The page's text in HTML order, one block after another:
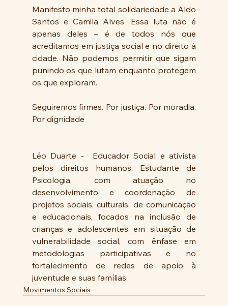
Manifesto minha total solidariedade a Aldo
Santos e Camila Alves. Essa luta não é
apenas deles – é de todos nós que
acreditamos em justiça social e no direito à
cidade. Não podemos permitir que sigam
punindo os que lutam enquanto protegem
os que exploram.
Seguiremos firmes. Por justiça. Por moradia.
Por dignidade
Léo Duarte -  Educador Social e ativista
pelos direitos humanos, Estudante de
Psicologia, com atuação no
desenvolvimento e coordenação de
projetos sociais, culturais, de comunicação
e educacionais, focados na inclusão de
crianças e adolescentes em situação de
vulnerabilidade social, com ênfase em
metodologias participativas e no
fortalecimento de redes de apoio à
juventude e suas famílias.
Movimentos Sociais